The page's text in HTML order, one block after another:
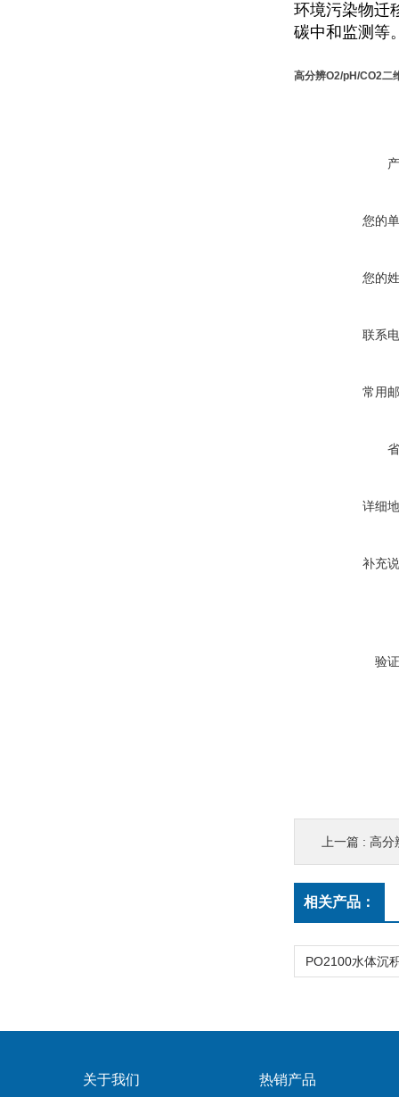
环境污染物迁
碳中和监测等
高分辨O2/pH/CO2二
您的
您的
联系
常用
详细
补充
验
上一篇 : 高分
相关产品：
关于我们 热销产品